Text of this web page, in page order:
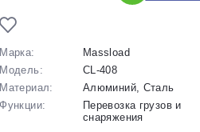
Марка:
Massload
Модель:
CL-408
Материал:
Алюминий, Сталь
Функции:
Перевозка грузов и
снаряжения